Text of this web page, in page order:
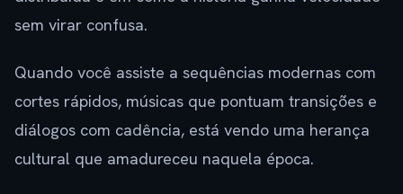
sem virar confusa.
Quando você assiste a sequências modernas com
cortes rápidos, músicas que pontuam transições e
diálogos com cadência, está vendo uma herança
cultural que amadureceu naquela época.